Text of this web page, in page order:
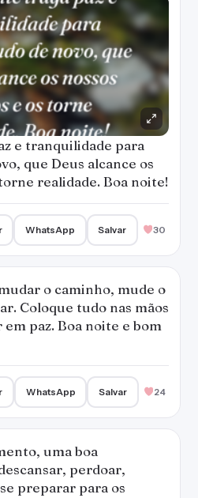
e tranquilidade para
que Deus alcance os
realidade. Boa noite!
WhatsApp Salvar 30
o caminho, mude o
Coloque tudo nas mãos
paz. Boa noite e bom
WhatsApp Salvar 24
uma boa
perdoar,
preparar para os